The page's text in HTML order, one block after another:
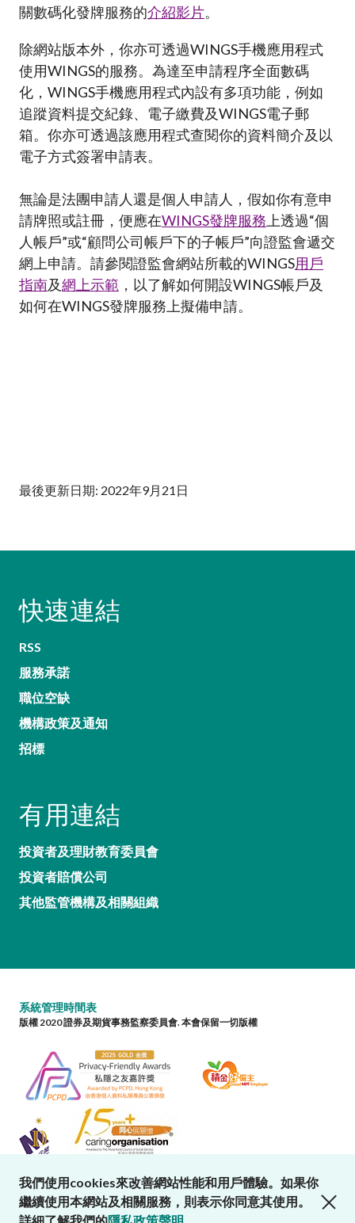
關數碼化發牌服務的介紹影片。
除網站版本外，你亦可透過WINGS手機應用程式
使用WINGS的服務。為達至申請程序全面數碼
化，WINGS手機應用程式內設有多項功能，例如
追蹤資料提交紀錄、電子繳費及WINGS電子郵
箱。你亦可透過該應用程式查閱你的資料簡介及以
電子方式簽署申請表。
無論是法團申請人還是個人申請人，假如你有意申
請牌照或註冊，便應在WINGS發牌服務 上透過“個
人帳戶”或“顧問公司帳戶下的子帳戶”向證監會遞交
網上申請。請參閱證監會網站所載的WINGS用戶
指南及網上示範 ，以了解如何開設WINGS帳戶及
如何在WINGS發牌服務 上擬備申請。
最後更新日期: 2022年9月21日
快速連結
RSS
服務承諾
職位空缺
機構政策及通知
招標
有用連結
投資者及理財教育委員會
投資者賠償公司
其他監管機構及相關組織
系統管理時間表
版權 2020 證券及期貨事務監察委員會. 本會保留一切版權
我們使用cookies來改善網站性能和用戶體驗。如果你
繼續使用本網站及相關服務，則表示你同意其使用。
close cookies alert